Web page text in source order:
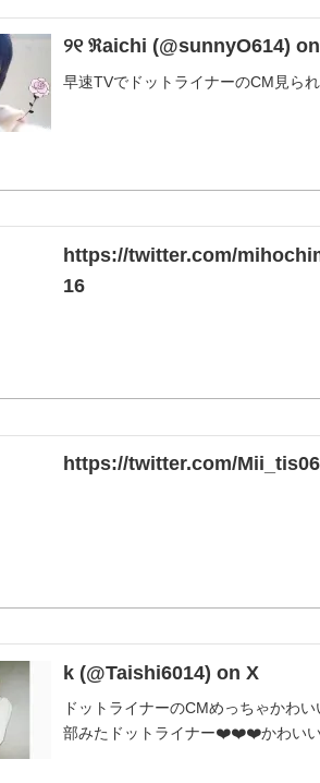
୨୧ ℜaichi (@sunnyO614)
早速TVでドットライナーのCM見ら
https://twitter.com/
16
https://twitter.com/
k (@Taishi6014) on X
ドットライナーのCMめっちゃかわ
部みたドットライナー❤️❤️❤️かわい